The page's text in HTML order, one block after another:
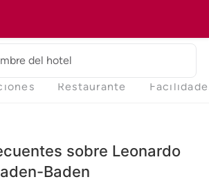
del hotel
Restaurante
sobre Leonardo
Baden